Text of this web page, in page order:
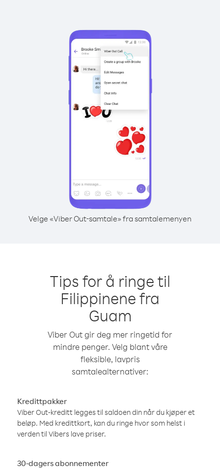
Velge «Viber Out-samtale» fra samtalemenyen
Tips for å ringe til
Filippinene fra
Guam
Viber Out gir deg mer ringetid for
mindre penger. Velg blant våre
fleksible, lavpris
samtalealternativer:
Kredittpakker
Viber Out-kreditt legges til saldoen din når du kjøper et
beløp. Med kredittkort, kan du ringe hvor som helst i
verden til Vibers lave priser.
30-dagers abonnementer